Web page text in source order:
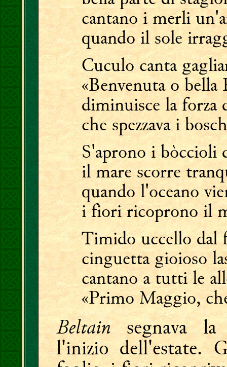
cantano i merli
quando il sole
Cuculo canta
«Benvenuta o bella
diminuisce la forza
che spezzava i
S'aprono i bòccioli
il mare scorre
quando l'oceano
i fiori ricoprono il
Timido uccello dal
cinguetta gioioso
cantano a tutti le
«Primo Maggio,
Beltainsegnava la
l'inizio dell'estate.